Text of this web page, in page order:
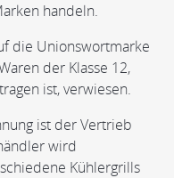
handeln.
die Unionswortmarke
der Klasse 12,
ist, verwiesen.
ist der Vertrieb
wird
Kühlergrills